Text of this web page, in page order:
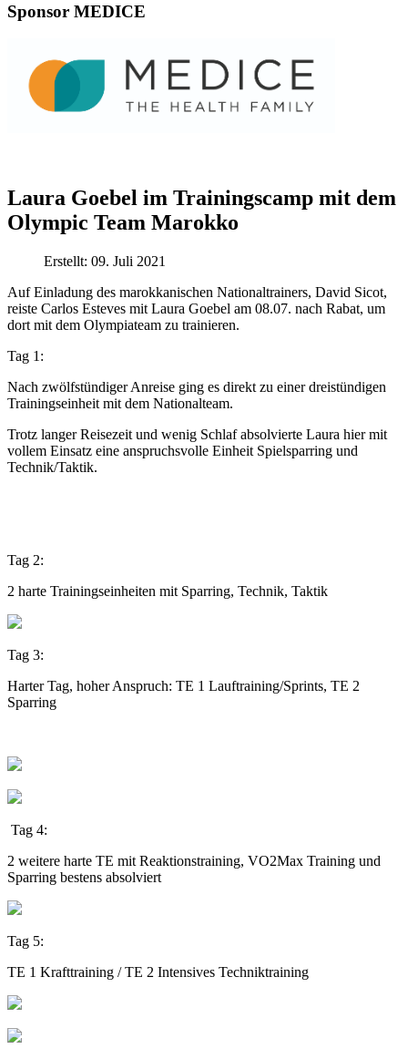
Sponsor MEDICE
Laura Goebel im Trainingscamp mit dem
Olympic Team Marokko
Erstellt: 09. Juli 2021
Auf Einladung des marokkanischen Nationaltrainers, David Sicot,
reiste Carlos Esteves mit Laura Goebel am 08.07. nach Rabat, um
dort mit dem Olympiateam zu trainieren.
Tag 1:
Nach zwölfstündiger Anreise ging es direkt zu einer dreistündigen
Trainingseinheit mit dem Nationalteam.
Trotz langer Reisezeit und wenig Schlaf absolvierte Laura hier mit
vollem Einsatz eine anspruchsvolle Einheit Spielsparring und
Technik/Taktik.
Tag 2:
2 harte Trainingseinheiten mit Sparring, Technik, Taktik
Tag 3:
Harter Tag, hoher Anspruch: TE 1 Lauftraining/Sprints, TE 2
Sparring
Tag 4:
2 weitere harte TE mit Reaktionstraining, VO2Max Training und
Sparring bestens absolviert
Tag 5:
TE 1 Krafttraining / TE 2 Intensives Techniktraining